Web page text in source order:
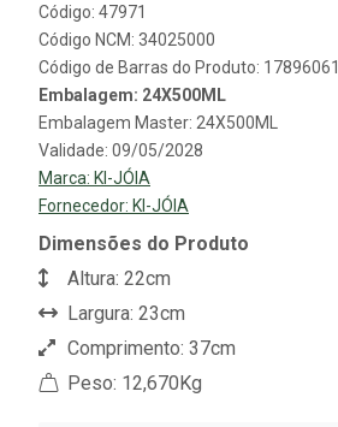
Código: 47971
Código NCM: 34025000
Código de Barras do Produto:
Embalagem: 24X500ML
Embalagem Master: 24X500ML
Validade: 09/05/2028
Marca: KI-JÓIA
Fornecedor: KI-JÓIA
Dimensões do Produto
Altura: 22cm
Largura: 23cm
Comprimento: 37cm
Peso: 12,670Kg